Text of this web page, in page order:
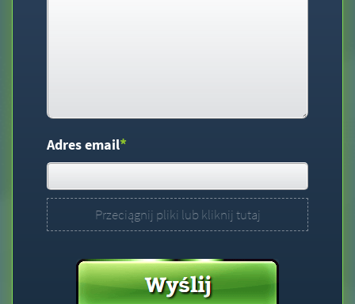
Adres email*
Przeciągnij pliki lub kliknij tutaj